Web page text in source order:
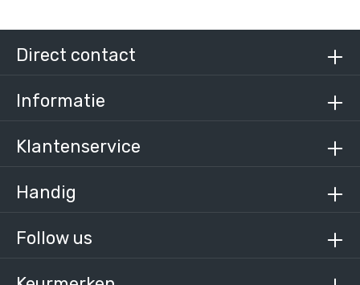
Follow us
Direct contact
Informatie
Klantenservice
Handig